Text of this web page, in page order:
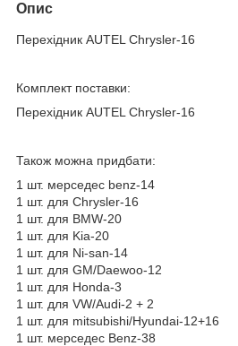
Опис
Перехідник AUTEL Chrysler-16
Комплект поставки:
Перехідник AUTEL Chrysler-16
Також можна придбати:
1 шт. мерседес benz-14
1 шт. для Chrysler-16
1 шт. для BMW-20
1 шт. для Kia-20
1 шт. для Ni-san-14
1 шт. для GM/Daewoo-12
1 шт. для Honda-3
1 шт. для VW/Audi-2 + 2
1 шт. для mitsubishi/Hyundai-12+16
1 шт. мерседес Benz-38